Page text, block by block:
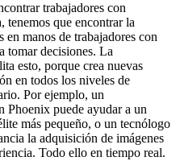
trabajadores con
tenemos que encontrar la
en manos de trabajadores con
tomar decisiones. La
esto, porque crea nuevas
en todos los niveles de
Por ejemplo, un
Phoenix puede ayudar a un
más pequeño, o un tecnólogo
la adquisición de imágenes
Todo ello en tiempo real.